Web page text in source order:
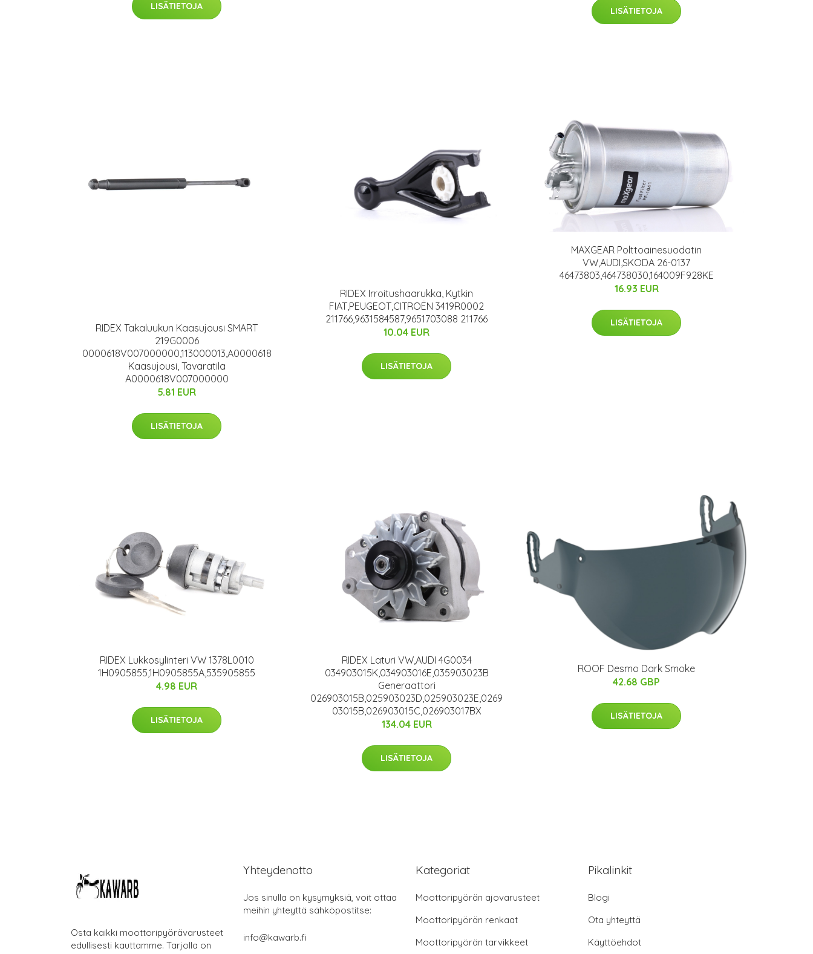
LISÄTIETOJA LISÄTIETOJA
RIDEX Takaluukun Kaasujousi SMART
219G0006
0000618V007000000,113000013,A0000618
Kaasujousi, Tavaratila
A0000618V007000000
5.81 EUR
LISÄTIETOJA
RIDEX Irroitushaarukka, Kytkin
FIAT,PEUGEOT,CITROËN 3419R0002
211766,9631584587,9651703088 211766
10.04 EUR
LISÄTIETOJA
MAXGEAR Polttoainesuodatin
VW,AUDI,SKODA 26-0137
46473803,464738030,164009F928KE
16.93 EUR
LISÄTIETOJA
RIDEX Lukkosylinteri VW 1378L0010
1H0905855,1H0905855A,535905855
4.98 EUR
LISÄTIETOJA
RIDEX Laturi VW,AUDI 4G0034
034903015K,034903016E,035903023B
Generaattori
026903015B,025903023D,025903023E,0269
03015B,026903015C,026903017BX
134.04 EUR
LISÄTIETOJA
ROOF Desmo Dark Smoke
42.68 GBP
LISÄTIETOJA
Osta kaikki moottoripyörävarusteet
edullisesti kauttamme. Tarjolla on
Yhteydenotto
Jos sinulla on kysymyksiä, voit ottaa
meihin yhteyttä sähköpostitse:
info@kawarb.fi
Kategoriat
Moottoripyörän ajovarusteet
Moottoripyörän renkaat
Moottoripyörän tarvikkeet
Pikalinkit
Blogi
Ota yhteyttä
Käyttöehdot